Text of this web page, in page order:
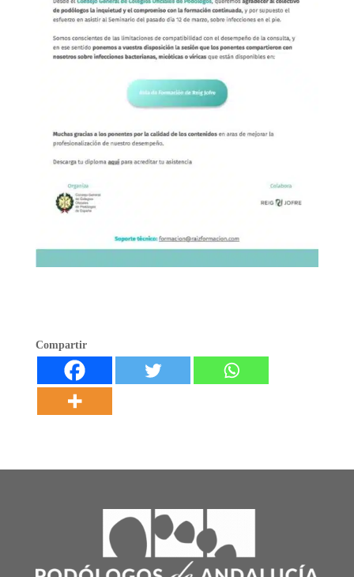
Compartir